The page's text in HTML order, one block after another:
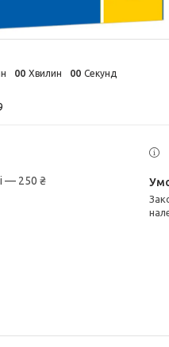
00 Хвилин 00 Секунд
— 250 ₴
Законом не передбачено повернення та обмін даного товару